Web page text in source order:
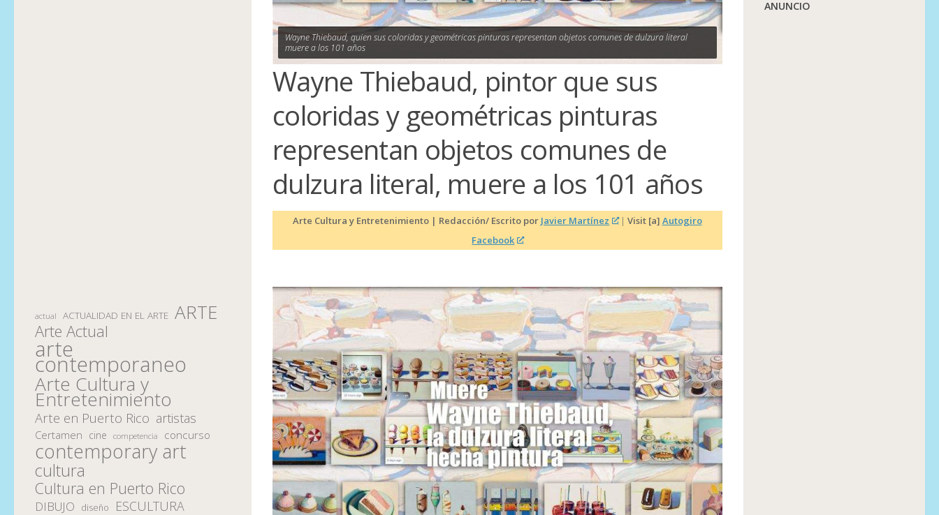
Wayne Thiebaud, quien sus coloridas y geométricas pinturas representan objetos comunes de dulzura literal
muere a los 101 años
Wayne Thiebaud, pintor que sus
coloridas y geométricas pinturas
representan objetos comunes de
dulzura literal, muere a los 101 años
Arte Cultura y Entretenimiento | Redacción/ Escrito por Javier Martínez | Visit [a] Autogiro
Facebook
actual ACTUALIDAD EN EL ARTE ARTE
Arte Actual
arte
contemporaneo
Arte Cultura y
Entretenimiento
Arte en Puerto Rico artistas
Certamen cine competencia concurso
contemporary art
cultura
Cultura en Puerto Rico
DIBUJO diseño ESCULTURA
ANUNCIO